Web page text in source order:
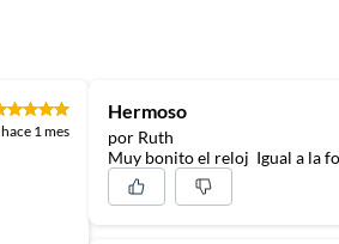
hace 1 mes
Hermoso
por Ruth
Muy bonito el reloj Igual a la